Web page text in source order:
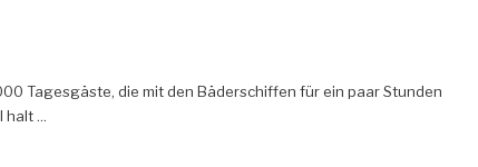
Tagesgäste, die mit den Bäderschiffen für ein paar Stunden
halt ...